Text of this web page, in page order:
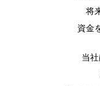
将
資金
当